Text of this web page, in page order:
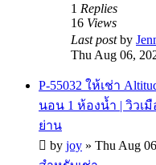
1 Replies
16 Views
Last postby
Thu Aug 06,
P-55032 ให้เช่า
นอน 1 ห้องน้ำ | วิวเมื
ย่าน
by joy » Thu Aug